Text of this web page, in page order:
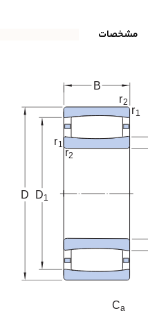
مشخصات